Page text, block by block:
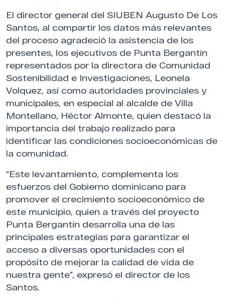
El director general del SIUBEN Augusto De Los
Santos, al compartir los datos más relevantes
del proceso agradeció la asistencia de los
presentes, los ejecutivos de Punta Bergantín
representados por la directora de Comunidad
Sostenibilidad e Investigaciones, Leonela
Volquez, así como autoridades provinciales y
municipales, en especial al alcalde de Villa
Montellano, Héctor Almonte, quien destacó la
importancia del trabajo realizado para
identificar las condiciones socioeconómicas de
la comunidad.
“Este levantamiento, complementa los
esfuerzos del Gobierno dominicano para
promover el crecimiento socioeconómico de
este municipio, quien a través del proyecto
Punta Bergantín desarrolla una de las
principales estrategias para garantizar el
acceso a diversas oportunidades con el
propósito de mejorar la calidad de vida de
nuestra gente”, expresó el director de los
Santos.